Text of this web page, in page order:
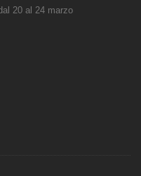
20 al 24 marzo